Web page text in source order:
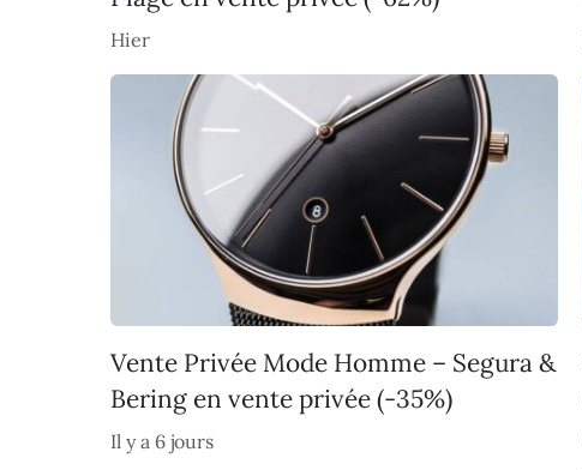
Hier
Vente Privée Mode Homme – Segura &
Bering en vente privée (-35%)
Il y a 6 jours